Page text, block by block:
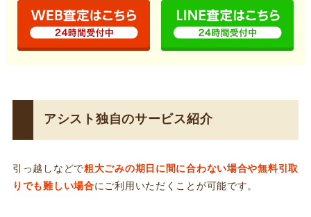
アシスト独自のサービス紹介
引っ越しなどで粗大ごみの期日に間に合わない場合や無料引取
りでも難しい場合にご利用いただくことが可能です。